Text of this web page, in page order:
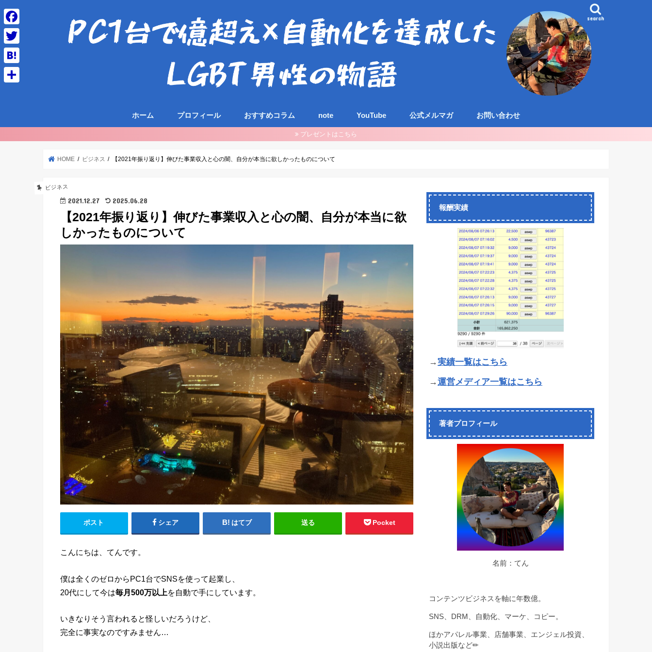
search
ホーム プロフィール おすすめコラム note YouTube 公式メルマガ お問い合わせ
プレゼントはこちら
HOME ビジネス 【2021年振り返り】伸びた事業収入と心の闇、自分が本当に欲しかったものについて
ビジネス
2021.12.27 2025.06.28
【2021年振り返り】伸びた事業収入と心の闇、自分が本当に欲
しかったものについて
ポスト シェア はてブ 送る Pocket
こんにちは、てんです。
僕は全くのゼロからPC1台でSNSを使って起業し、
20代にして今は毎月500万以上を自動で手にしています。
いきなりそう言われると怪しいだろうけど、
完全に事実なのですみません…
報酬実績
→実績一覧はこちら
→運営メディア一覧はこちら
著者プロフィール
名前：てん
コンテンツビジネスを軸に年数億。
SNS、DRM、自動化、マーケ、コピー。
ほかアパレル事業、店舗事業、エンジェル投資、
小説出版など✏︎
F
a
c
e
o
k
T
w
i
e
H